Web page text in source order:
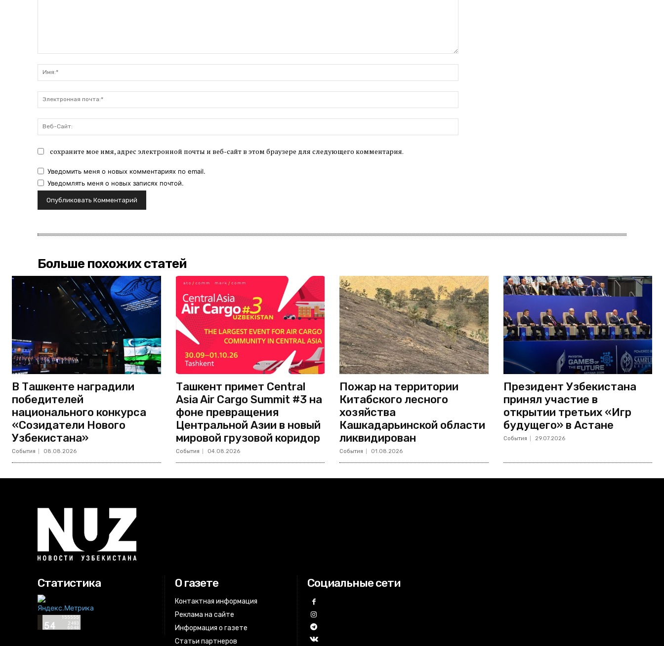
почта:*
Сайт:
сохраните мое имя, адрес электронной почты и веб-сайт в этом браузере для следующего комментария.
Уведомить меня о новых комментариях по email.
Уведомлять меня о новых записях почтой.
Больше похожих статей
В Ташкенте наградили
победителей
национального конкурса
«Созидатели Нового
Узбекистана»
События 08.08.2026
Ташкент примет Central
Asia Air Cargo Summit #3 на
фоне превращения
Центральной Азии в новый
мировой грузовой коридор
События 04.08.2026
Пожар на территории
Китабского лесного
хозяйства
Кашкадарьинской области
ликвидирован
События 01.08.2026
Президент Узбекистана
принял участие в
открытии третьих «Игр
будущего» в Астане
События 29.07.2026
Статистика О газете
Контактная информация
Реклама на сайте
Информация о газете
Статьи партнеров
Социальные сети